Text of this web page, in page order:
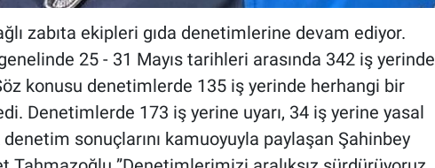
zabıta ekipleri gıda denetimlerine devam ediyor.
25 - 31 Mayıs tarihleri arasında 342 iş yerinde
konusu denetimlerde 135 iş yerinde herhangi bir
Denetimlerde 173 iş yerine uyarı, 34 iş yerine yasal
sonuçlarını kamuoyuyla paylaşan Şahinbey